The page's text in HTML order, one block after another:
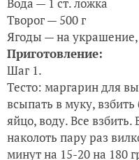
Творог — 500 г
Ягоды — на украшение,
Приготовление:
Шаг 1.
Тесто: маргарин для
всыпать в муку,
яйцо, воду. Все
наколоть пару раз
минут на 15-20 на 180